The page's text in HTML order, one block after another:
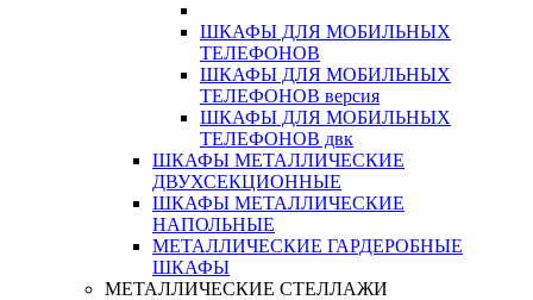
ШКАФЫ ДЛЯ МОБИЛЬНЫХ
ТЕЛЕФОНОВ
ШКАФЫ ДЛЯ МОБИЛЬНЫХ
ТЕЛЕФОНОВ версия
ШКАФЫ ДЛЯ МОБИЛЬНЫХ
ТЕЛЕФОНОВ двк
ШКАФЫ МЕТАЛЛИЧЕСКИЕ
ДВУХСЕКЦИОННЫЕ
ШКАФЫ МЕТАЛЛИЧЕСКИЕ
НАПОЛЬНЫЕ
МЕТАЛЛИЧЕСКИЕ ГАРДЕРОБНЫЕ
ШКАФЫ
МЕТАЛЛИЧЕСКИЕ СТЕЛЛАЖИ